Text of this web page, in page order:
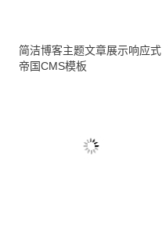
简洁博客主题文章展示响应式
帝国CMS模板